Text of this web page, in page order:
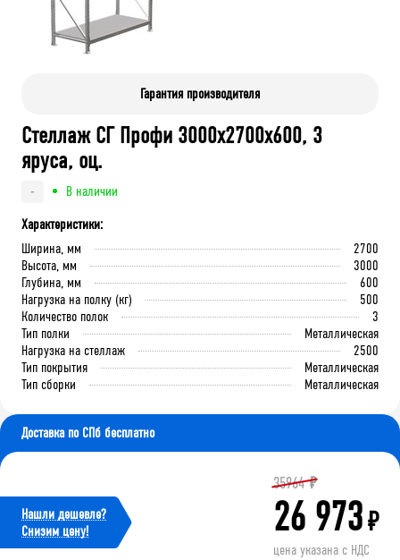
Гарантия производителя
Стеллаж СГ Профи 3000х2700х600, 3
яруса, оц.
-
В наличии
Характеристики:
Ширина, мм
2700
Высота, мм
3000
Глубина, мм
600
Нагрузка на полку (кг)
500
Количество полок
3
Тип полки
Металлическая
Нагрузка на стеллаж
2500
Тип покрытия
Металлическая
Тип сборки
Металлическая
Доставка по СПб бесплатно
Нашли дешевле?
Cнизим цену!
35964 ₽
26 973₽
цена указана с НДС